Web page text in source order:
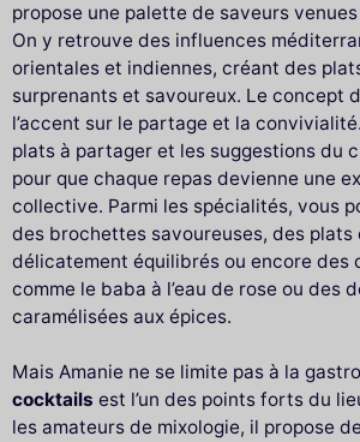
propose une palette de saveurs
On y retrouve des influences
orientales et indiennes, créant des
surprenants et savoureux. Le concept
l’accent sur le partage et la
plats à partager et les suggestions du
pour que chaque repas devienne une
collective. Parmi les spécialités, vous
des brochettes savoureuses, des plats
délicatement équilibrés ou encore des
comme le baba à l’eau de rose ou des
caramélisées aux épices.
Mais Amanie ne se limite pas à la
cocktails est l’un des points forts du
les amateurs de mixologie, il propose